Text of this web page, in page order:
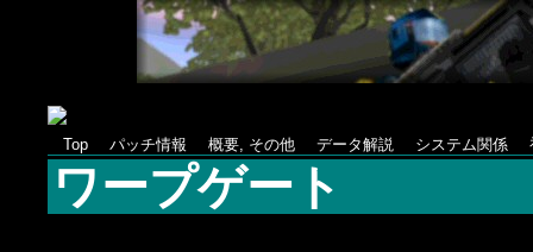
Top パッチ情報 概要, その他 データ解説 システム関係
ワープゲート